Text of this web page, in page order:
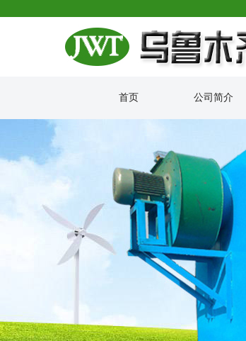
首页 公司简介